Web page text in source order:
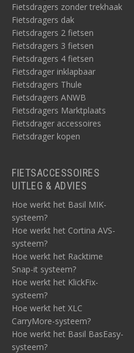
Fietsdragers zonder trekhaak
Fietsdragers dak
Fietsdragers 2 fietsen
Fietsdragers 3 fietsen
Fietsdragers 4 fietsen
Fietsdrager inklapbaar
Fietsdragers Thule
Fietsdragers ANWB
Fietsdragers Marktplaats
Fietsdrager accessoires
Fietsdrager kopen
FIETSACCESSOIRES
UITLEG & ADVIES
Hoe werkt het Basil MIK-
systeem?
Hoe werkt het Cortina AVS-
systeem?
Hoe werkt het Racktime
Snap-it systeem?
Hoe werkt het KlickFix-
systeem?
Hoe werkt het XLC
CarryMore-systeem?
Hoe werkt het Basil BasEasy-
systeem?